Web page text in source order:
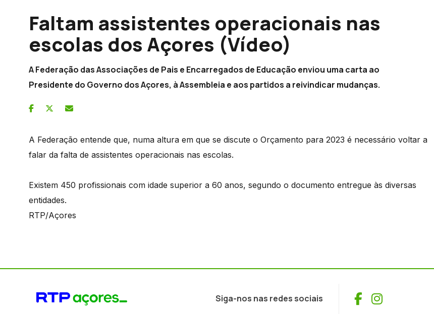
Faltam assistentes operacionais nas
escolas dos Açores (Vídeo)
A Federação das Associações de Pais e Encarregados de Educação enviou uma carta ao
Presidente do Governo dos Açores, à Assembleia e aos partidos a reivindicar mudanças.
A Federação entende que, numa altura em que se discute o Orçamento para 2023 é necessário voltar a
falar da falta de assistentes operacionais nas escolas.
Existem 450 profissionais com idade superior a 60 anos, segundo o documento entregue às diversas
entidades.
RTP/Açores
Siga-nos nas redes sociais Facebook
Instagram